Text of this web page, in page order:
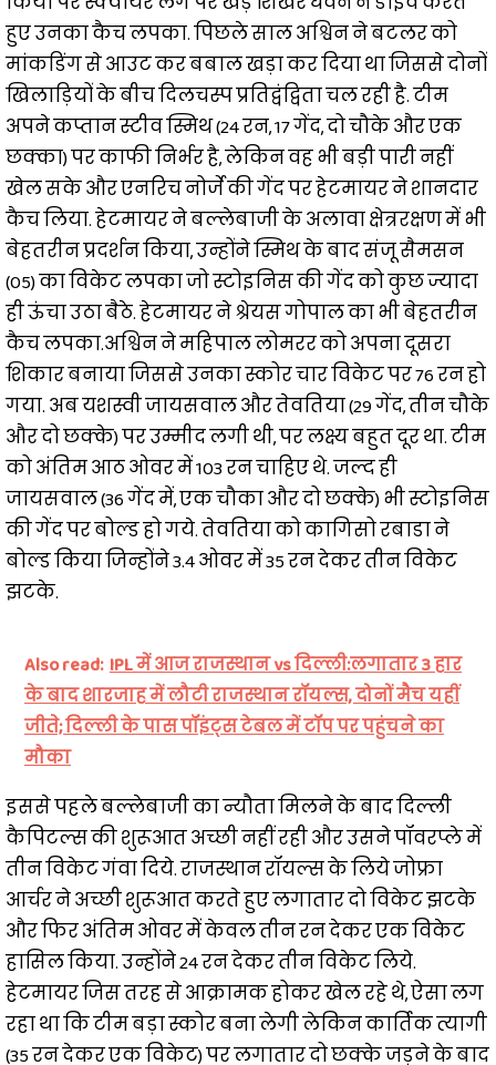
हुए उनका कैच लपका. पिछले साल अश्विन ने बटलर को
मांकडिंग से आउट कर बबाल खड़ा कर दिया था जिससे दोनों
खिलाड़ियों के बीच दिलचस्प प्रतिद्वंद्विता चल रही है. टीम
अपने कप्तान स्टीव स्मिथ (24 रन, 17 गेंद, दो चौके और एक
छक्का) पर काफी निर्भर है, लेकिन वह भी बड़ी पारी नहीं
खेल सके और एनरिच नोर्जे की गेंद पर हेटमायर ने शानदार
कैच लिया. हेटमायर ने बल्लेबाजी के अलावा क्षेत्ररक्षण में भी
बेहतरीन प्रदर्शन किया, उन्होंने स्मिथ के बाद संजू सैमसन
(05) का विकेट लपका जो स्टोइनिस की गेंद को कुछ ज्यादा
ही ऊंचा उठा बैठे. हेटमायर ने श्रेयस गोपाल का भी बेहतरीन
कैच लपका.अश्विन ने महिपाल लोमरर को अपना दूसरा
शिकार बनाया जिससे उनका स्कोर चार विकेट पर 76 रन हो
गया. अब यशस्वी जायसवाल और तेवतिया (29 गेंद, तीन चौके
और दो छक्के) पर उम्मीद लगी थी, पर लक्ष्य बहुत दूर था. टीम
को अंतिम आठ ओवर में 103 रन चाहिए थे. जल्द ही
जायसवाल (36 गेंद में, एक चौका और दो छक्के) भी स्टोइनिस
की गेंद पर बोल्ड हो गये. तेवतिया को कागिसो रबाडा ने
बोल्ड किया जिन्होंने 3.4 ओवर में 35 रन देकर तीन विकेट
झटके.
Also read: IPL में आज राजस्थान vs दिल्ली:लगातार 3 हार
के बाद शारजाह में लौटी राजस्थान रॉयल्स, दोनों मैच यहीं
जीते; दिल्ली के पास पॉइंट्स टेबल में टॉप पर पहुंचने का
मौका
इससे पहले बल्लेबाजी का न्यौता मिलने के बाद दिल्ली
कैपिटल्स की शुरूआत अच्छी नहीं रही और उसने पॉवरप्ले में
तीन विकेट गंवा दिये. राजस्थान रॉयल्स के लिये जोफ्रा
आर्चर ने अच्छी शुरूआत करते हुए लगातार दो विकेट झटके
और फिर अंतिम ओवर में केवल तीन रन देकर एक विकेट
हासिल किया. उन्होंने 24 रन देकर तीन विकेट लिये.
हेटमायर जिस तरह से आक्रामक होकर खेल रहे थे, ऐसा लग
रहा था कि टीम बड़ा स्कोर बना लेगी लेकिन कार्तिक त्यागी
(35 रन देकर एक विकेट) पर लगातार दो छक्के जड़ने के बाद